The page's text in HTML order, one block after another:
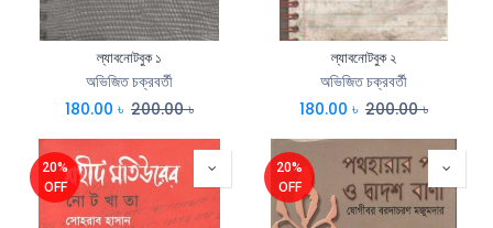
ল্যাবনোটবুক ১
অভিজিত চক্রবর্তী
180.00 ৳ 200.00৳
ল্যাবনোটবুক ২
অভিজিত চক্রবর্তী
180.00 ৳ 200.00৳
20%
OFF
20%
OFF